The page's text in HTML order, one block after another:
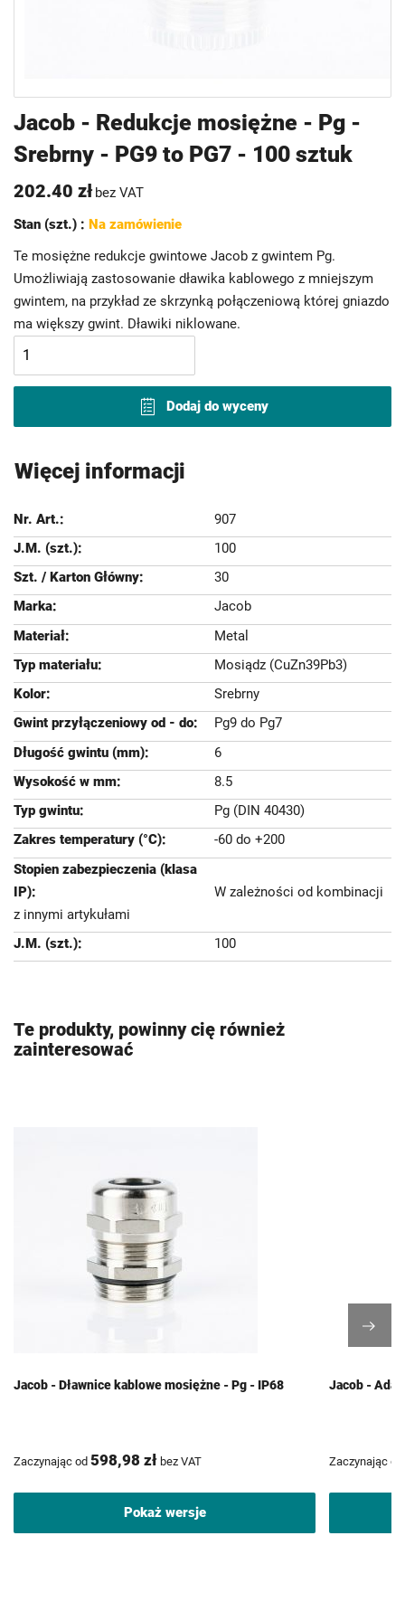
Jacob - Redukcje mosiężne - Pg -
Srebrny - PG9 to PG7 - 100 sztuk
202.40 zł bez VAT
Stan (szt.) : Na zamówienie
Te mosiężne redukcje gwintowe Jacob z gwintem Pg.
Umożliwiają zastosowanie dławika kablowego z mniejszym
gwintem, na przykład ze skrzynką połączeniową której gniazdo
ma większy gwint. Dławiki niklowane.
Dodaj do wyceny
na
początek
Więcej informacji
907
100
30
Jacob
Metal
Mosiądz (CuZn39Pb3)
Srebrny
Pg9 do Pg7
6
8.5
Pg (DIN 40430)
-60 do +200
W zależności od kombinacji
z innymi artykułami
100
Te produkty, powinny cię również
zainteresować
Jacob - Dławnice kablowe mosiężne - Pg - IP68
Zaczynając od 598,98 zł bez VAT
Pokaż wersje
Jacob -
Zaczynając od